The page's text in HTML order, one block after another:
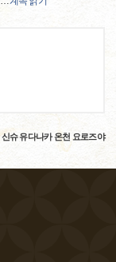
신슈 유다나카 온천 요로즈야